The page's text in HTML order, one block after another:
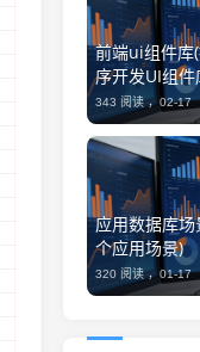
前端ui组件库
序开发UI组件
343 阅读 ，02-17
应用数据库
个应用场景)
320 阅读 ，01-17